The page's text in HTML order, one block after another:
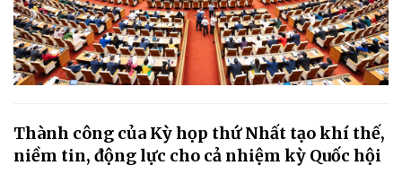
Thành công của Kỳ họp thứ Nhất tạo khí thế,
niềm tin, động lực cho cả nhiệm kỳ Quốc hội